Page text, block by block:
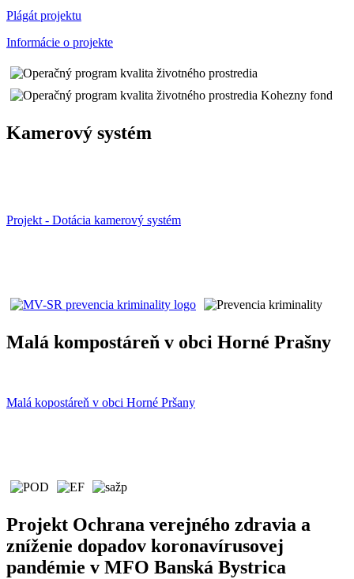
Plágát projektu
Informácie o projekte
Kamerový systém
Projekt - Dotácia kamerový systém
Malá kompostáreň v obci Horné Prašny
Malá kopostáreň v obci Horné Pršany
Projekt Ochrana verejného zdravia a
zníženie dopadov koronavírusovej
pandémie v MFO Banská Bystrica